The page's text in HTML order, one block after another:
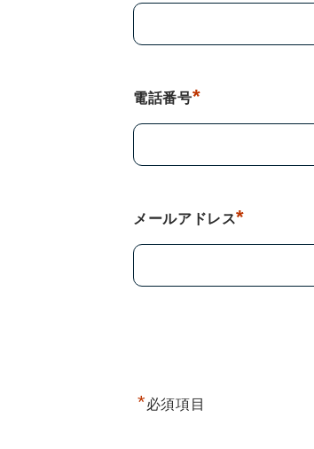
電話番号*
メールアドレス*
*必須項目